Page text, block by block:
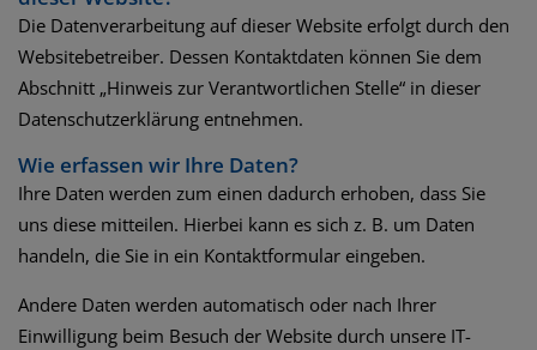
Die Datenverarbeitung auf dieser Website erfolgt durch den
Websitebetreiber. Dessen Kontaktdaten können Sie dem
Abschnitt „Hinweis zur Verantwortlichen Stelle“ in dieser
Datenschutzerklärung entnehmen.
Wie erfassen wir Ihre Daten?
Ihre Daten werden zum einen dadurch erhoben, dass Sie
uns diese mitteilen. Hierbei kann es sich z. B. um Daten
handeln, die Sie in ein Kontaktformular eingeben.
Andere Daten werden automatisch oder nach Ihrer
Einwilligung beim Besuch der Website durch unsere IT-